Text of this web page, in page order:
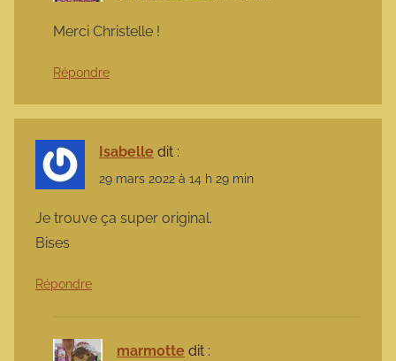
Merci Christelle !
Répondre
Isabelle dit :
29 mars 2022 à 14 h 29 min
Je trouve ça super original.
Bises
Répondre
marmotte dit :